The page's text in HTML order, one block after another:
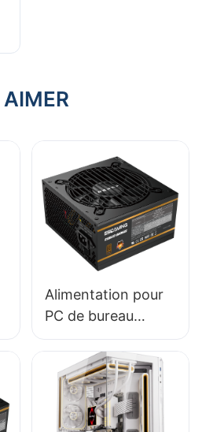
Alimentation pour
PC de bureau
ESGAMING 650W,
module complet,
haute qualité,
rendement 85 %,
certification 80+